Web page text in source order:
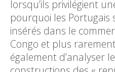
lorsqu’ils privilégient
pourquoi les
insérés dans le
Congo et plus
également d’analyser